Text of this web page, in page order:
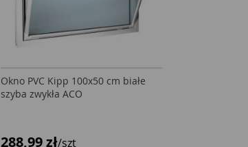
Okno PVC Kipp 100x50 cm białe
szyba zwykła ACO
288,99 zł/szt